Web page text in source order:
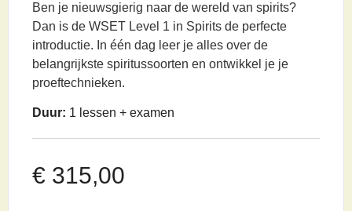
Ben je nieuwsgierig naar de wereld van spirits?
Dan is de WSET Level 1 in Spirits de perfecte
introductie. In één dag leer je alles over de
belangrijkste spiritussoorten en ontwikkel je je
proeftechnieken.
Duur: 1 lessen + examen
€ 315,00